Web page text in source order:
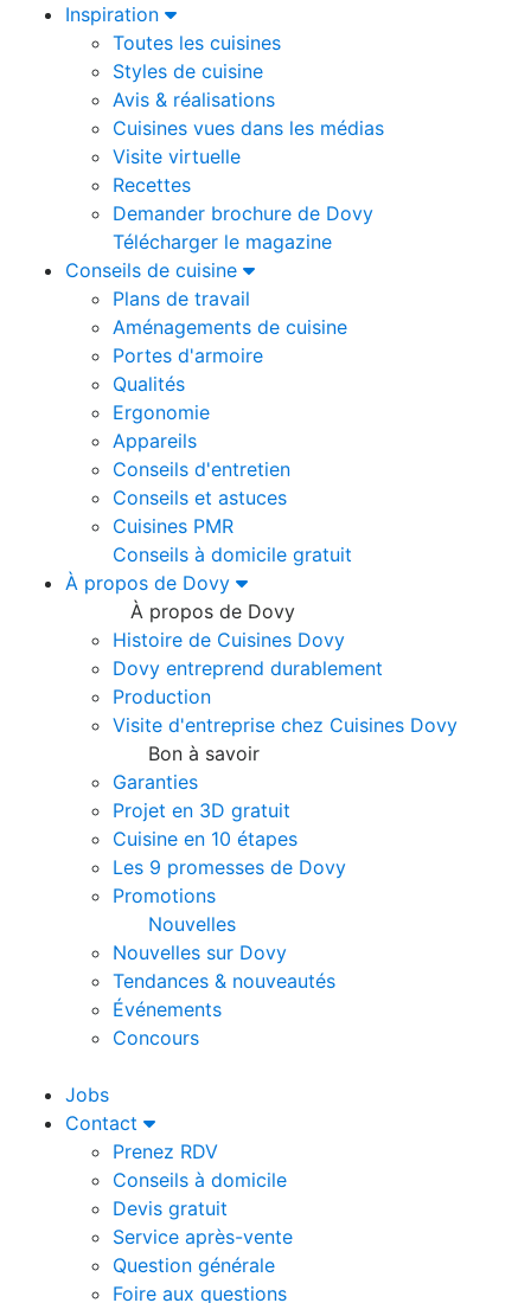
Inspiration
Toutes les cuisines
Styles de cuisine
Avis & réalisations
Cuisines vues dans les médias
Visite virtuelle
Recettes
Demander brochure de Dovy
Télécharger le magazine
Conseils de cuisine
Plans de travail
Aménagements de cuisine
Portes d'armoire
Qualités
Ergonomie
Appareils
Conseils d'entretien
Conseils et astuces
Cuisines PMR
Conseils à domicile gratuit
À propos de Dovy
À propos de Dovy
Histoire de Cuisines Dovy
Dovy entreprend durablement
Production
Visite d'entreprise chez Cuisines Dovy
Bon à savoir
Garanties
Projet en 3D gratuit
Cuisine en 10 étapes
Les 9 promesses de Dovy
Promotions
Nouvelles
Nouvelles sur Dovy
Tendances & nouveautés
Événements
Concours
Jobs
Contact
Prenez RDV
Conseils à domicile
Devis gratuit
Service après-vente
Question générale
Foire aux questions